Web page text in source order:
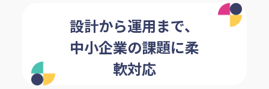
設計から運用まで、
中小企業の課題に柔
軟対応